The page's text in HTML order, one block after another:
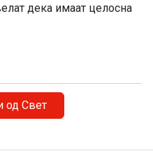
дека имаат целосна
од Свет